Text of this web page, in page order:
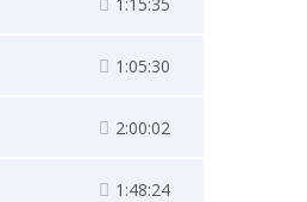
1:05:30
2:00:02
1:48:24